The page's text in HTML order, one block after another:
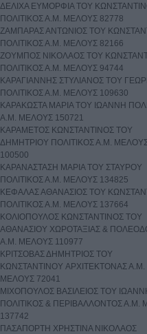
ΔΕΛΙΧΑ ΕΥΜΟΡΦΙΑ TOY
ΠΟΛΙΤΙΚΟΣ Α.Μ. ΜΕΛΟΥΣ 82778
ΖΑΜΠΑΡΑΣ ΑΝΤΩΝΙΟΣ TOY
ΠΟΛΙΤΙΚΟΣ Α.Μ. ΜΕΛΟΥΣ 82166
ΖΟΥΜΠΟΣ ΝΙΚΟΛΑΟΣ TOY
ΠΟΛΙΤΙΚΟΣ Α.Μ. ΜΕΛΟΥΣ 94744
ΚΑΡΑΓΙΑΝΝΗΣ ΣΤΥΛΙΑΝΟΣ TOY
ΠΟΛΙΤΙΚΟΣ Α.Μ. ΜΕΛΟΥΣ 109630
ΚΑΡΑΚΩΣΤΑ ΜΑΡΙΑ TOY ΙΩΑΝΝΗ
Α.Μ. ΜΕΛΟΥΣ 150721
ΚΑΡΑΜΕΤΟΣ ΚΩΝΣΤΑΝΤΙΝΟΣ TOY
ΔΗΜΗΤΡΙΟY ΠΟΛΙΤΙΚΟΣ Α.Μ.
100500
ΚΑΡΑΝΑΣΤΑΣΗ ΜΑΡΙΑ TOY ΣΤΑΥΡΟY
ΠΟΛΙΤΙΚΟΣ Α.Μ. ΜΕΛΟΥΣ 134825
ΚΕΦΑΛΑΣ ΑΘΑΝΑΣΙΟΣ TOY
ΠΟΛΙΤΙΚΟΣ Α.Μ. ΜΕΛΟΥΣ 137664
ΚΟΛΙΟΠΟΥΛΟΣ ΚΩΝΣΤΑΝΤΙΝΟΣ TOY
ΑΘΑΝΑΣΙΟY ΧΩΡΟΤΑΞΙΑΣ &
Α.Μ. ΜΕΛΟΥΣ 110977
ΚΡΙΤΣΟΒΑΣ ΔΗΜΗΤΡΙΟΣ TOY
ΚΩΝΣΤΑΝΤΙΝΟY ΑΡΧΙΤΕΚΤΟΝΑΣ Α.Μ.
ΜΕΛΟΥΣ 72041
ΜΙΧΟΠΟΥΛΟΣ ΒΑΣΙΛΕΙΟΣ TOY
ΠΟΛΙΤΙΚΟΣ & ΠΕΡΙΒΑΛΛΟΝΤΟΣ Α.Μ.
137742
ΠΑΣΑΠΟΡΤΗ ΧΡΗΣΤΙΝΑ ΝΙΚΟΛΑΟΣ